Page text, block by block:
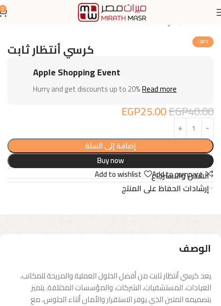
0
-38% كرسي أنتظار ثابت
Apple Shopping Event
Hurry and get discounts up to 20%Read more
EGP40.00
EGP25.00
إضافة إلى السلة
Buy now
Add to compare
Add to wishlist
الشحن والاسترجاع
إرشادات الحفاظ على المنتج
الوصف
يعد كرسي أنتظار ثابت من أفضل الحلول العملية والمريحة للمكاتب،
العيادات، المستشفيات، الشركات، والمؤسسات المختلفة. يتميز
بتصميمه المتين الذي يوفر الاستقرار والأمان أثناء الجلوس، مع